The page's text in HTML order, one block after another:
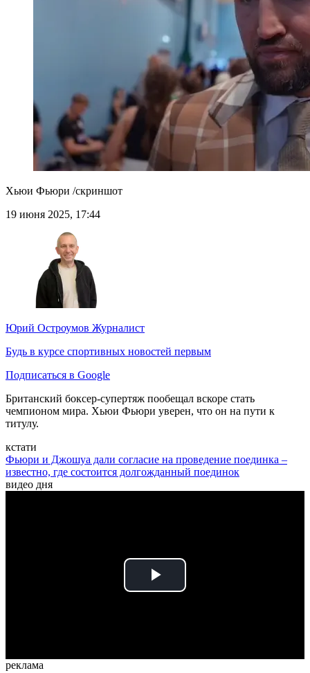
Хьюи Фьюри /скриншот
19 июня 2025, 17:44
Юрий Остроумов Журналист
Будь в курсе спортивных новостей первым
Подписаться в Google
Британский боксер-супертяж пообещал вскоре стать
чемпионом мира. Хьюи Фьюри уверен, что он на пути к
титулу.
кстати
Фьюри и Джошуа дали согласие на проведение поединка –
известно, где состоится долгожданный поединок
видео дня
Play
реклама